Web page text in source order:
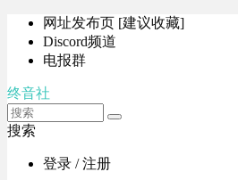
网址发布页 [建议收藏]
Discord频道
电报群
终音社
搜索
登录 / 注册